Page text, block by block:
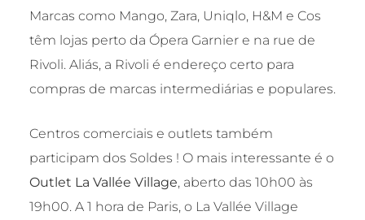
Marcas como Mango, Zara, Uniqlo, H&M e Cos
têm lojas perto da Ópera Garnier e na rue de
Rivoli. Aliás, a Rivoli é endereço certo para
compras de marcas intermediárias e populares.
Centros comerciais e outlets também
participam dos Soldes ! O mais interessante é o
Outlet La Vallée Village, aberto das 10h00 às
19h00. A 1 hora de Paris, o La Vallée Village